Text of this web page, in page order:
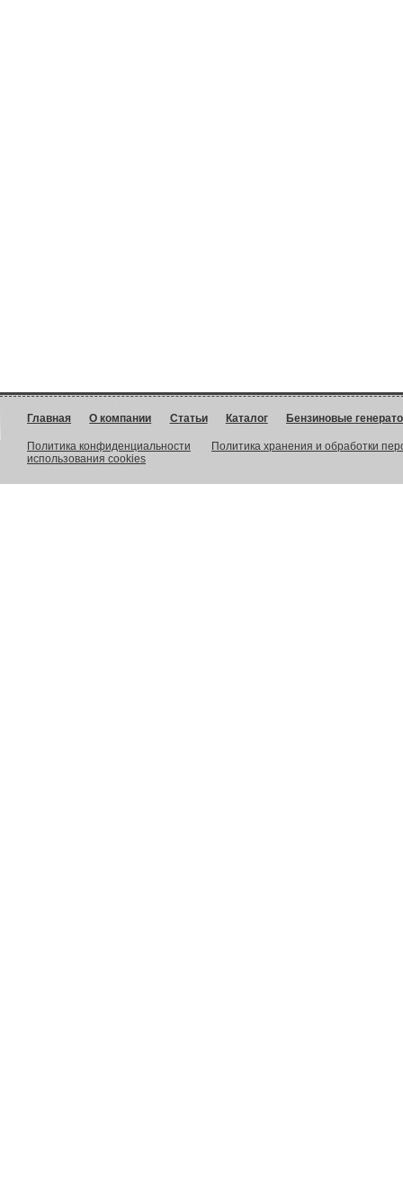
Главная О компании Статьи Каталог Бензиновые
Политика конфиденциальности
Политика хранения и обработки
использования cookies